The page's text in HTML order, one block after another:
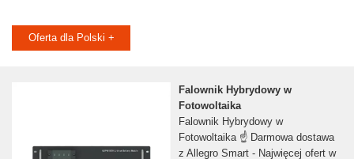
Oferta dla Polski +
Falownik Hybrydowy w
Fotowoltaika
Falownik Hybrydowy w
Fotowoltaika ☝ Darmowa dostawa
z Allegro Smart - Najwięcej ofert w